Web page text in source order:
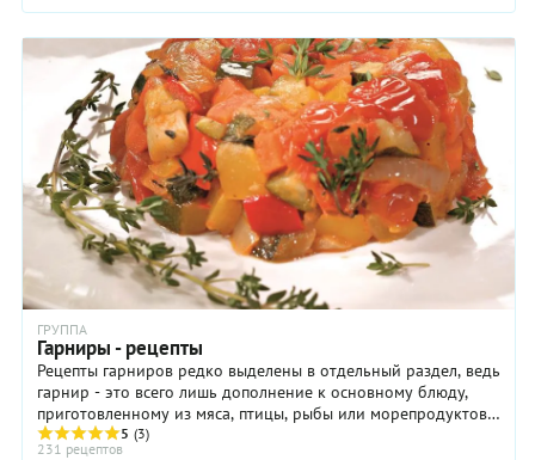
ГРУППА
Гарниры - рецепты
Рецепты гарниров редко выделены в отдельный раздел, ведь
гарнир - это всего лишь дополнение к основному блюду,
приготовленному из мяса, птицы, рыбы или морепродуктов.
Простые гарниры состоит только ...
5 (3)
231 рецептов